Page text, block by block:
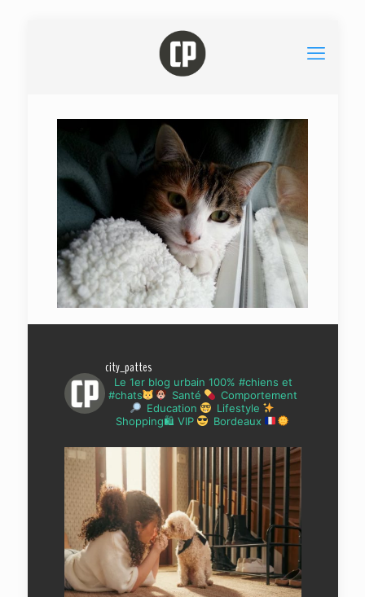
city_pattes
Le 1er blog urbain 100% #chiens et
#chats
Santé
Comportement
Education
Lifestyle
Shopping🛍 VIP
Bordeaux